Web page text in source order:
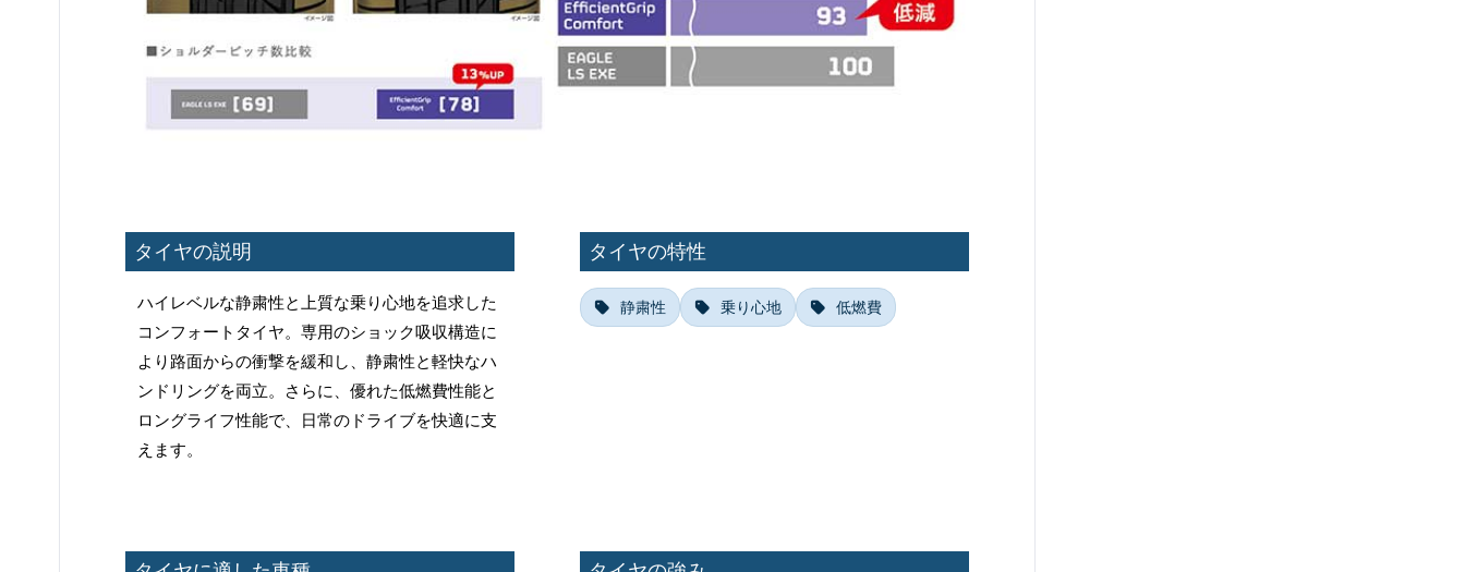
タイヤの説明
ハイレベルな静粛性と上質な乗り心地を追求した
コンフォートタイヤ。専用のショック吸収構造に
より路面からの衝撃を緩和し、静粛性と軽快なハ
ンドリングを両立。さらに、優れた低燃費性能と
ロングライフ性能で、日常のドライブを快適に支
えます。
タイヤの特性
静粛性 乗り心地 低燃費